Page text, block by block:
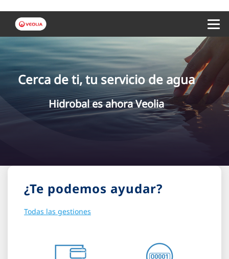
Cerca de ti, tu servicio de agua
Hidrobal es ahora Veolia
¿Te podemos ayudar?
Todas las gestiones